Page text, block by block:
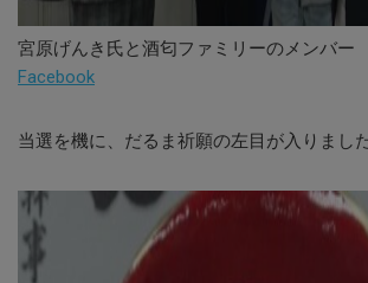
宮原げんき氏と酒匂ファミリーのメンバ
Facebook
当選を機に、だるま祈願の左目が入りました